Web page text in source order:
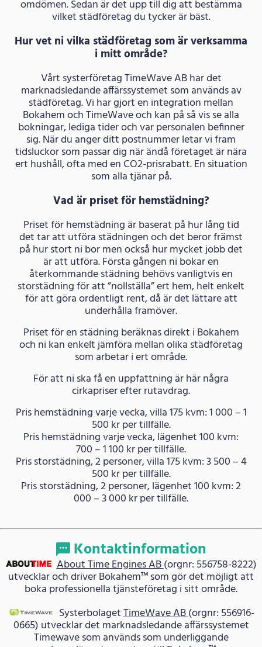
omdömen. Sedan är det upp till dig att bestämma
vilket städföretag du tycker är bäst.
Hur vet ni vilka städföretag som är verksamma
i mitt område?
Vårt systerföretag TimeWave AB har det
marknadsledande affärssystemet som används av
städföretag. Vi har gjort en integration mellan
Bokahem och TimeWave och kan på så vis se alla
bokningar, lediga tider och var personalen befinner
sig. När du anger ditt postnummer letar vi fram
tidsluckor som passar dig när ändå företaget är nära
ert hushåll, ofta med en CO2-prisrabatt. En situation
som alla tjänar på.
Vad är priset för hemstädning?
Priset för hemstädning är baserat på hur lång tid
det tar att utföra städningen och det beror främst
på hur stort ni bor men också hur mycket jobb det
är att utföra. Första gången ni bokar en
återkommande städning behövs vanligtvis en
storstädning för att ”nollställa” ert hem, helt enkelt
för att göra ordentligt rent, då är det lättare att
underhålla framöver.
Priset för en städning beräknas direkt i Bokahem
och ni kan enkelt jämföra mellan olika städföretag
som arbetar i ert område.
För att ni ska få en uppfattning är här några
cirkapriser efter rutavdrag.
Pris hemstädning varje vecka, villa 175 kvm: 1 000 – 1
500 kr per tillfälle.
Pris hemstädning varje vecka, lägenhet 100 kvm:
700 – 1 100 kr per tillfälle.
Pris storstädning, 2 personer, villa 175 kvm: 3 500 – 4
500 kr per tillfälle.
Pris storstädning, 2 personer, lägenhet 100 kvm: 2
000 – 3 000 kr per tillfälle.
Kontaktinformation
About Time Engines AB(orgnr: 556758-8222)
utvecklar och driver Bokahem™ som gör det möjligt att
boka professionella tjänsteföretag i sitt område.
SysterbolagetTimeWave AB(orgnr: 556916-
0665) utvecklar det marknadsledande affärssystemet
Timewave som används som underliggande